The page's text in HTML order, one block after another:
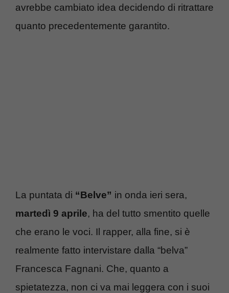
avrebbe cambiato idea decidendo di ritrattare
quanto precedentemente garantito.
La puntata di “Belve” in onda ieri sera,
martedì 9 aprile, ha del tutto smentito quelle
che erano le voci. Il rapper, alla fine, si è
realmente fatto intervistare dalla “belva”
Francesca Fagnani. Che, quanto a
spietatezza, non ci va mai leggera con i suoi